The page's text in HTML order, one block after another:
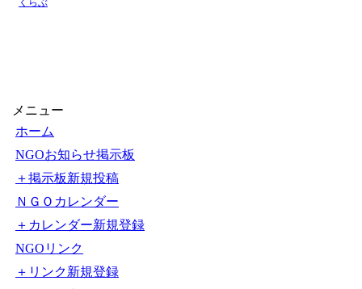
くらぶ
ホーム
NGOお知らせ掲示板
＋掲示板新規投稿